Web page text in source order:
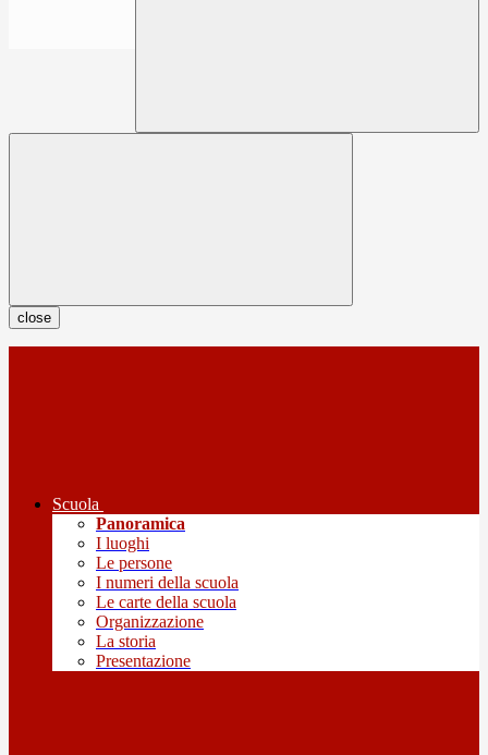
close
Scuola
Panoramica
I luoghi
Le persone
I numeri della scuola
Le carte della scuola
Organizzazione
La storia
Presentazione